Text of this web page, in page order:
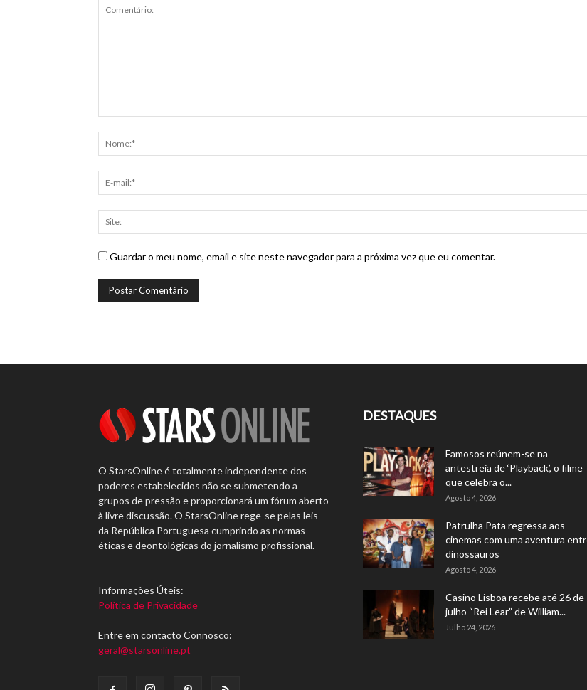
Guardar o meu nome, email e site neste navegador para a próxima vez que eu comentar.
O StarsOnline é totalmente independente dos
poderes estabelecidos não se submetendo a
grupos de pressão e proporcionará um fórum aberto
à livre discussão. O StarsOnline rege-se pelas leis
da República Portuguesa cumprindo as normas
éticas e deontológicas do jornalismo profissional.
Informações Úteis:
Política de Privacidade
Entre em contacto Connosco:
geral@starsonline.pt
DESTAQUES
Famosos reúnem-se na
antestreia de ‘Playback’, o filme
que celebra o...
Agosto 4, 2026
Patrulha Pata regressa aos
cinemas com uma aventura
dinossauros
Agosto 4, 2026
Casino Lisboa recebe até 26 de
julho “Rei Lear” de William...
Julho 24, 2026